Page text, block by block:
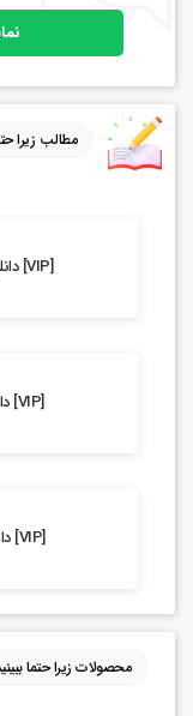
مطالب زیرا
[VIP] دانلود ماد تانک ارتش ایران برای فایوام
[VIP] دانلود آتش نشانی ایران برای فایوام
[VIP] دانلود رنو تالیسمان 2016 برای فایوام
محصولات زیرا حتما